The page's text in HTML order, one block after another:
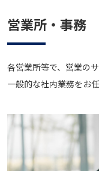
営業所・事務
各営業所等で、営業の
一般的な社内業務をお任